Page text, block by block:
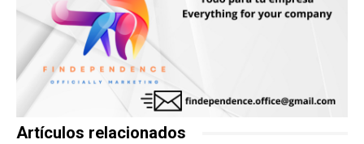
Artículos relacionados